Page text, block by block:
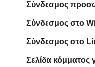
Σύνδεσμος
Σύνδεσμος στο
Σύνδεσμος στο
Σελίδα κόμματος